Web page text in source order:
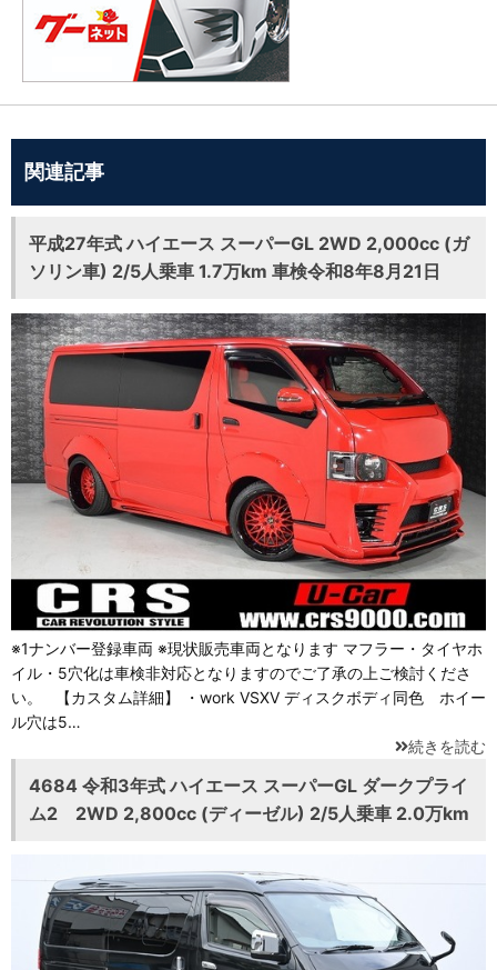
関連記事
平成27年式 ハイエース スーパーGL 2WD 2,000cc (ガ
ソリン車) 2/5人乗車 1.7万km 車検令和8年8月21日
※1ナンバー登録車両 ※現状販売車両となります マフラー・タイヤホ
イル・5穴化は車検非対応となりますのでご了承の上ご検討くださ
い。 【カスタム詳細】 ・work VSXV ディスクボディ同色 ホイー
ル穴は5…
続きを読む
4684 令和3年式 ハイエース スーパーGL ダークプライ
ム2 2WD 2,800cc (ディーゼル) 2/5人乗車 2.0万km